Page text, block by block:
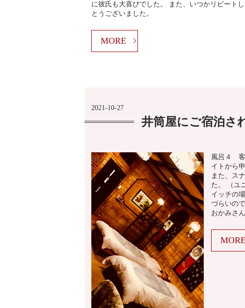
に彼氏も大喜びでした。 また、いつかリピート
とうございました。
MORE
2021-10-27
井筒屋にご宿泊さ
風呂４
イトから
また、ス
た。 （ユ
イッチの
づらいの
おかみさ
MORE